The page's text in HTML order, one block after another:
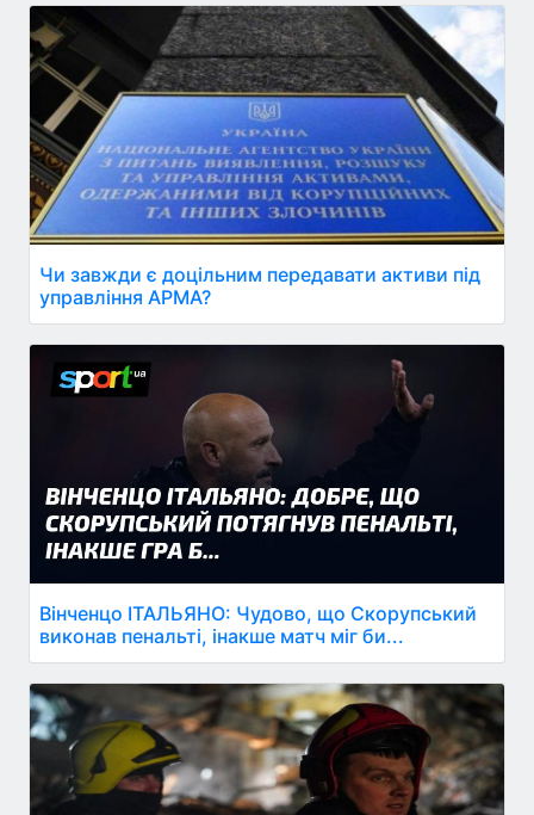
Чи завжди є доцільним передавати активи під
управління АРМА?
Вінченцо ІТАЛЬЯНО: Чудово, що Скорупський
виконав пенальті, інакше матч міг би...